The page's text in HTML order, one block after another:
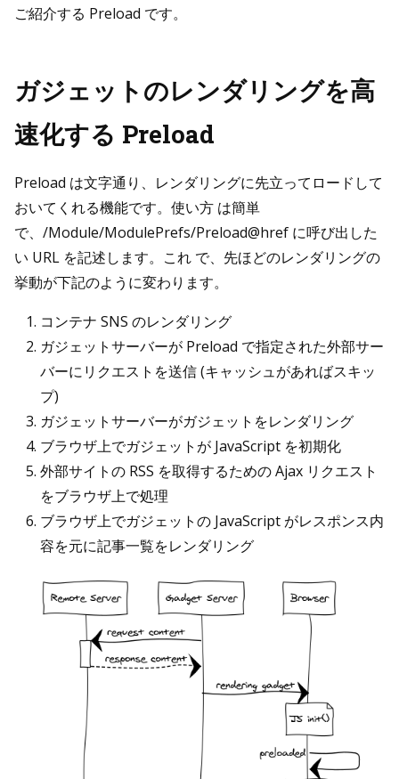
ご紹介する Preload です。
ガジェットのレンダリングを高
速化する Preload
Preload は文字通り、レンダリングに先立ってロードして
おいてくれる機能です。使い方 は簡単
で、/Module/ModulePrefs/Preload@href に呼び出した
い URL を記述します。これ で、先ほどのレンダリングの
挙動が下記のように変わります。
コンテナ SNS のレンダリング
ガジェットサーバーが Preload で指定された外部サー
バーにリクエストを送信 (キャッシュがあればスキッ
プ)
ガジェットサーバーがガジェットをレンダリング
ブラウザ上でガジェットが JavaScript を初期化
外部サイトの RSS を取得するための Ajax リクエスト
をブラウザ上で処理
ブラウザ上でガジェットの JavaScript がレスポンス内
容を元に記事一覧をレンダリング